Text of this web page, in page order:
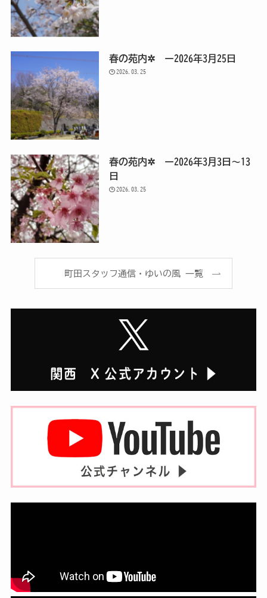
春の苑内✲ ー2026年3月25日
2026.03.25
春の苑内✲ ー2026年3月3日～13
日
2026.03.25
町田スタッフ通信・ゆいの風 一覧